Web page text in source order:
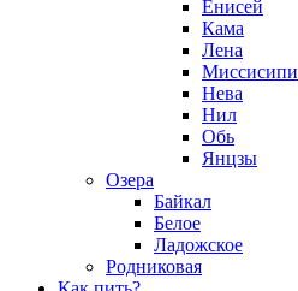
Енисей
Кама
Лена
Миссисипи
Нева
Нил
Обь
Янцзы
Озера
Байкал
Белое
Ладожское
Родниковая